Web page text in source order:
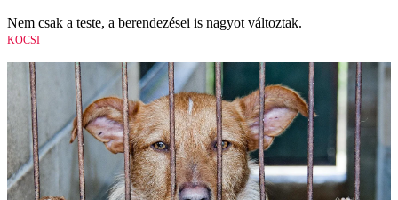
Nem csak a teste, a berendezései is nagyot változtak.
KOCSI